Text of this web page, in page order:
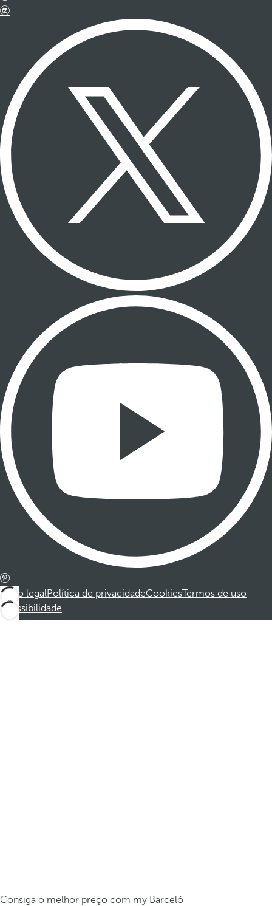
Aviso legalPolítica de privacidadeCookiesTermos de uso
Acessibilidade
Consiga o melhor preço com my Barceló